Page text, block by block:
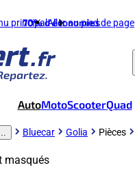
principalAller au pied de page
70%d'économies
AutoMotoScooterQuad
Bluecar Golia Pièces
masqués